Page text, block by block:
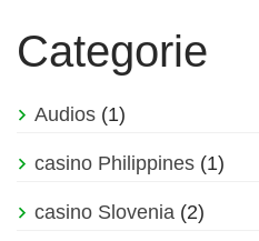
Categorie
Audios (1)
casino Philippines (1)
casino Slovenia (2)